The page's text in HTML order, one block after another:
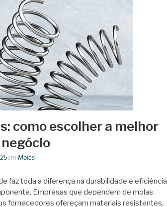
como escolher a melhor
em Molas
faz toda a diferença na durabilidade e eficiência
Empresas que dependem de molas
fornecedores ofereçam materiais resistentes,